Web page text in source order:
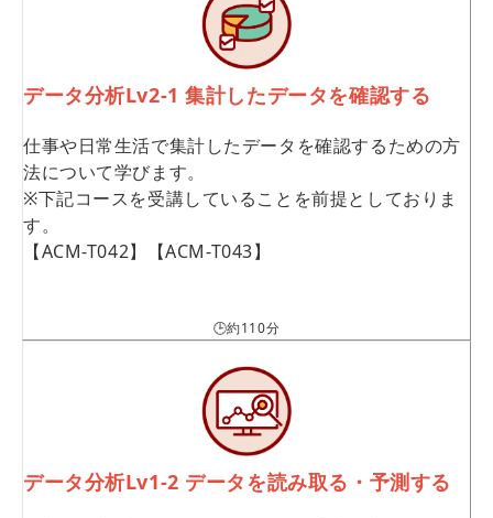
データ分析Lv2-1 集計したデータを確認する
仕事や日常生活で集計したデータを確認するための方
法について学びます。
※下記コースを受講していることを前提としておりま
す。
【ACM-T042】【ACM-T043】
🕒約110分
データ分析Lv1-2 データを読み取る・予測する